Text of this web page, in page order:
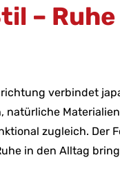
– Ruhe
verbindet
natürliche
zugleich. Der
in den Alltag